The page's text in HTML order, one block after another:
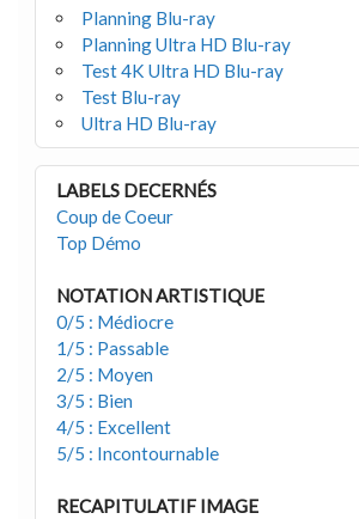
Planning Blu-ray
Planning Ultra HD Blu-ray
Test 4K Ultra HD Blu-ray
Test Blu-ray
Ultra HD Blu-ray
LABELS DECERNÉS
Coup de Coeur
Top Démo
NOTATION ARTISTIQUE
0/5 : Médiocre
1/5 : Passable
2/5 : Moyen
3/5 : Bien
4/5 : Excellent
5/5 : Incontournable
RECAPITULATIF IMAGE